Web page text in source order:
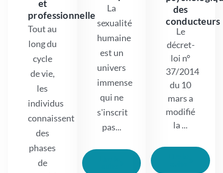
et
professionnelle
Tout au
long du
cycle
de vie,
les
individus
connaissent
des
phases
de
La
sexualité
humaine
est un
univers
immense
qui ne
s'inscrit
pas...
des
conducteurs
Le
décret-
loi n°
37/2014
du 10
mars a
modifié
la ...